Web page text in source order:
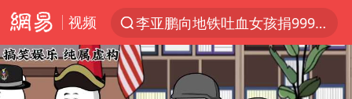
视频
李亚鹏向地铁吐血女孩捐99999元
服务提质，内需扩容有保障
官方通报传销头目出狱办书院